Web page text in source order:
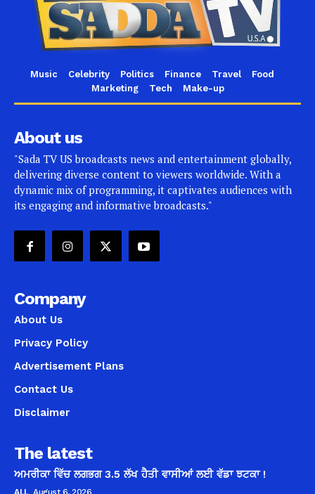
Music Celebrity Politics Finance Travel
Food
Marketing
Tech Make-up
About us
"Sada TV US broadcasts news and entertainment globally,
delivering diverse content to viewers worldwide. With a
dynamic mix of programming, it captivates audiences with
its engaging and informative broadcasts."
Company
About Us
Privacy Policy
Advertisement Plans
Contact Us
Disclaimer
The latest
ਅਮਰੀਕਾ ਵਿੱਚ ਲਗਭਗ 3.5 ਲੱਖ ਹੈਤੀ ਵਾਸੀਆਂ ਲਈ ਵੱਡਾ ਝਟਕਾ !
ALL August 6, 2026